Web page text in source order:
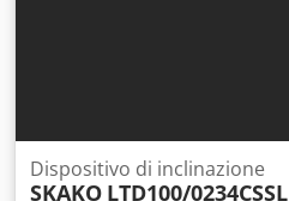
Dispositivo di inclinazione
SKAKO LTD100/0234CSSL